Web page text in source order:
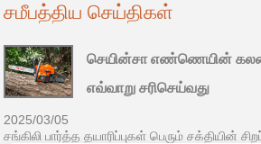
சமீபத்திய செய்திகள்
செயின்சா எண்ணெயின்
எவ்வாறு சரிசெய்வது
2025/03/05
சங்கிலி பார்த்த தயாரிப்புகள் பெரும் சக்தியின்